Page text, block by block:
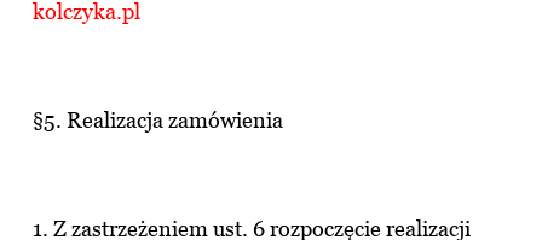
kolczyka.pl
§5. Realizacja zamówienia
1. Z zastrzeżeniem ust. 6 rozpoczęcie realizacji